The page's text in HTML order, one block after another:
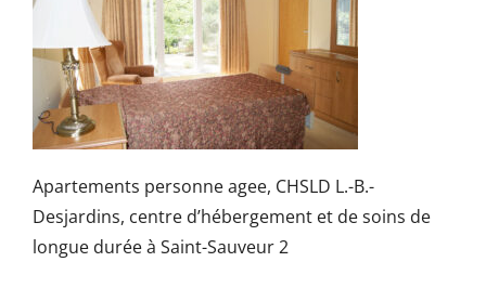
Apartements personne agee, CHSLD L.-B.-
Desjardins, centre d’hébergement et de soins de
longue durée à Saint-Sauveur 2